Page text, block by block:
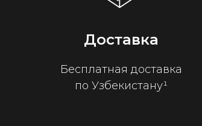
Доставка
Бесплатная доставка
по Узбекистану¹